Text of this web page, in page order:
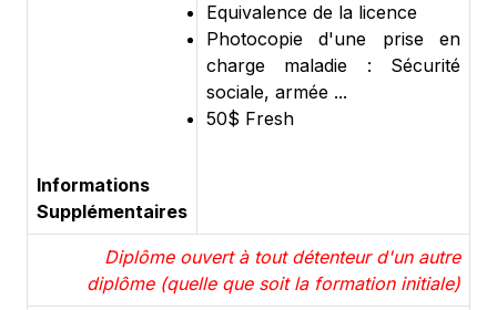
Informations
Supplémentaires
Equivalence de la licence
Photocopie d'une prise en
charge maladie : Sécurité
sociale, armée ...
50$ Fresh
Diplôme ouvert à tout détenteur d'un autre
diplôme (quelle que soit la formation initiale)